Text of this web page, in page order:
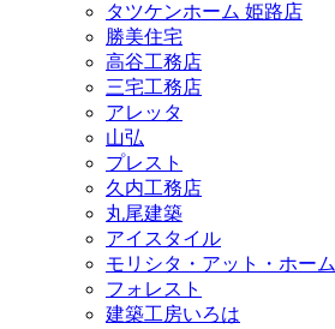
タツケンホーム 姫路店
勝美住宅
高谷工務店
三宅工務店
アレッタ
山弘
プレスト
久内工務店
丸尾建築
アイスタイル
モリシタ・アット・ホーム
フォレスト
建築工房いろは